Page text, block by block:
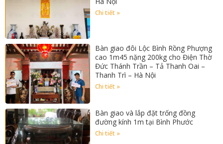
Chi tiết »
Bàn giao đôi Lộc Bình Rồng Phượng
cao 1m45 nặng 200kg cho Điện Thờ
Đức Thánh Trần – Tả Thanh Oai –
Thanh Trì – Hà Nội
Chi tiết »
Bàn giao và lắp đặt trống đồng
đường kính 1m tại Bình Phước
Chi tiết »